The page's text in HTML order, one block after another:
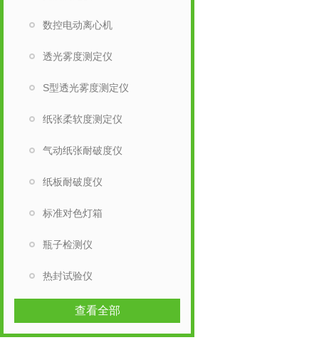
数控电动离心机
透光雾度测定仪
S型透光雾度测定仪
纸张柔软度测定仪
气动纸张耐破度仪
纸板耐破度仪
标准对色灯箱
瓶子检测仪
热封试验仪
查看全部